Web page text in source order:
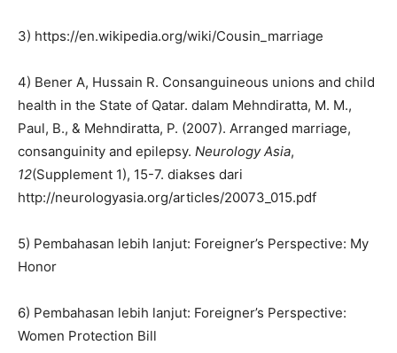
3) https://en.wikipedia.org/wiki/Cousin_marriage
4) Bener A, Hussain R. Consanguineous unions and child
health in the State of Qatar. dalam Mehndiratta, M. M.,
Paul, B., & Mehndiratta, P. (2007). Arranged marriage,
consanguinity and epilepsy. Neurology Asia,
12(Supplement 1), 15-7. diakses dari
http://neurologyasia.org/articles/20073_015.pdf
5) Pembahasan lebih lanjut: Foreigner’s Perspective: My
Honor
6) Pembahasan lebih lanjut: Foreigner’s Perspective:
Women Protection Bill